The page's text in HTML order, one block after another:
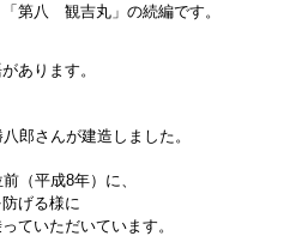
第八 観吉丸」の続編です。
あります。
八郎さんが建造しました。
（平成8年）に、
げる様に
ていただいています。